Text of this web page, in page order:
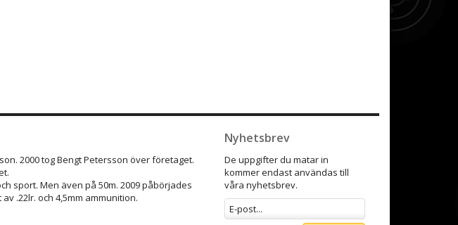
Nyhetsbrev
De uppgifter du matar in
kommer endast användas till
våra nyhetsbrev.
2000 tog Bengt Petersson över företaget.
sport. Men även på 50m. 2009 påbörjades
.22lr. och 4,5mm ammunition.